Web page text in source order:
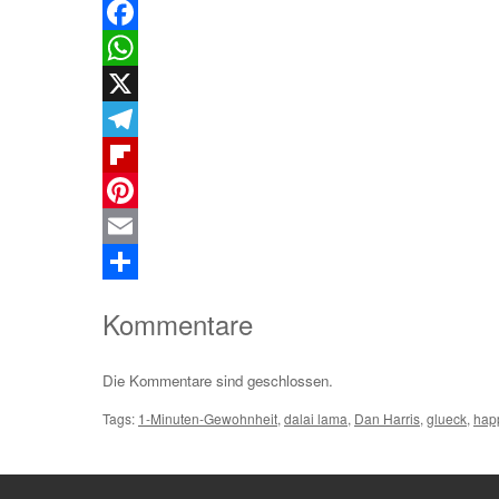
Facebook
WhatsApp
X
Telegram
Flipboard
Pinterest
Email
Kommentare
Die Kommentare sind geschlossen.
Tags: 1-Minuten-Gewohnheit,dalai lama, Dan Harris,glueck,